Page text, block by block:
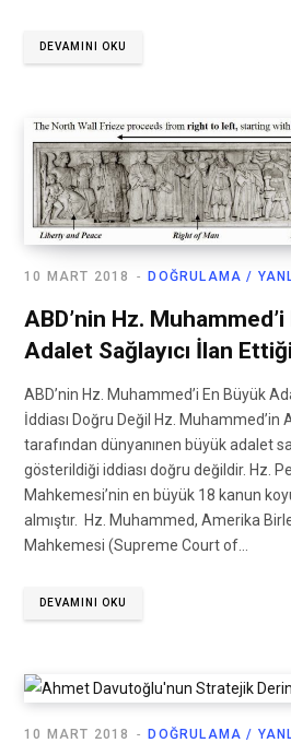
DEVAMINI OKU
DOĞRULAMA /
10 MART 2018
ABD’nin Hz.
Adalet Sağlayıcı İlan
ABD’nin Hz. Muhammed’i En Büyük
İddiası Doğru Değil Hz.
tarafından dünyanınen büyük adalet
gösterildiği iddiası doğru değildir. Hz.
Mahkemesi’nin en büyük 18 kanun
almıştır. Hz. Muhammed, Amerika
Mahkemesi (Supreme Court of…
DEVAMINI OKU
DOĞRULAMA /
10 MART 2018